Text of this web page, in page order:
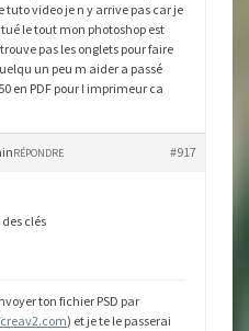
tuto video je n y arrive pas car je
le tout mon photoshop est
pas les onglets pour faire
un peu m aider a passé
en PDF pour l imprimeur ca
#917
RÉPONDRE
clés
ton fichier PSD par
) et je te le passerai